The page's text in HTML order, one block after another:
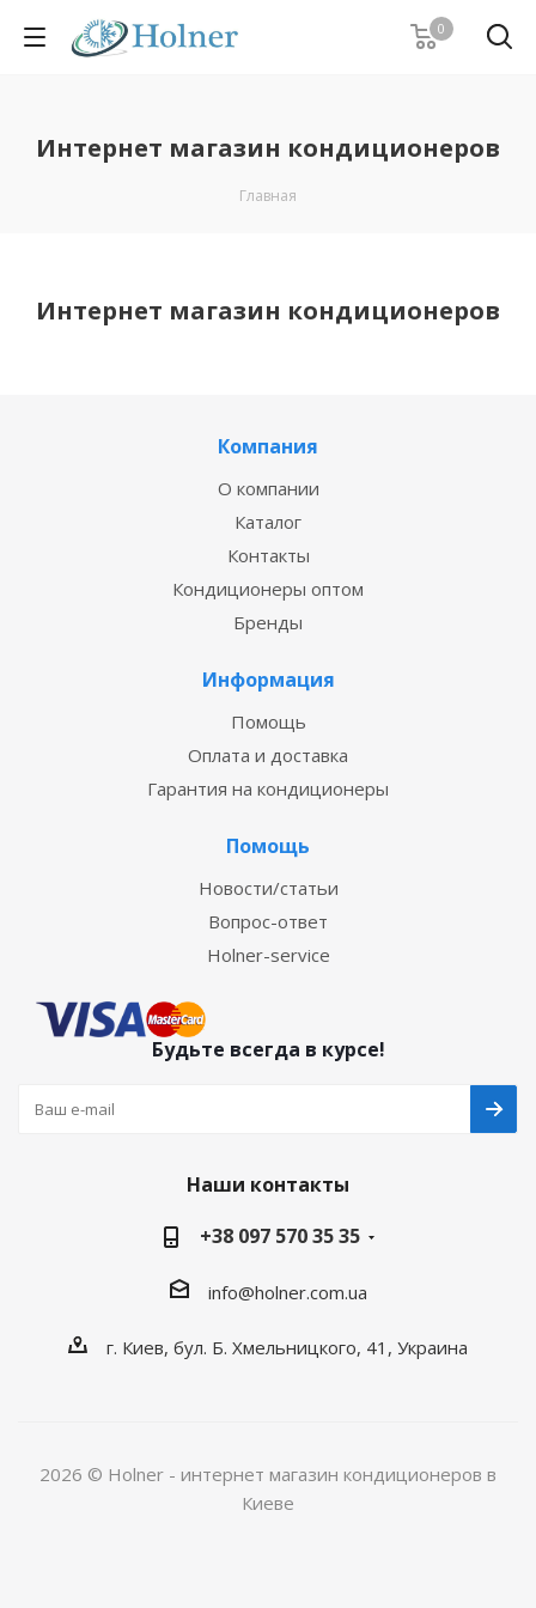
0
Интернет магазин кондиционеров
Главная
Интернет магазин кондиционеров
Компания
О компании
Каталог
Контакты
Кондиционеры оптом
Бренды
Информация
Помощь
Оплата и доставка
Гарантия на кондиционеры
Помощь
Новости/статьи
Вопрос-ответ
Holner-service
Будьте всегда в курсе!
Наши контакты
+38 097 570 35 35
info@holner.com.ua
г. Киев, бул. Б. Хмельницкого, 41, Украина
2026 © Holner - интернет магазин кондиционеров в
Киеве